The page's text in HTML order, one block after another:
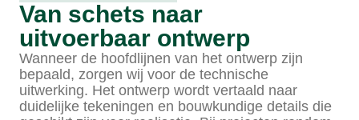
Van schets naar
uitvoerbaar ontwerp
Wanneer de hoofdlijnen van het ontwerp zijn
bepaald, zorgen wij voor de technische
uitwerking. Het ontwerp wordt vertaald naar
duidelijke tekeningen en bouwkundige details die